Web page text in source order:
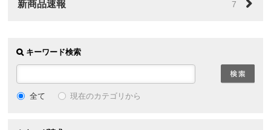
新商品速報 7
キーワード検索
全て 現在のカテゴリから